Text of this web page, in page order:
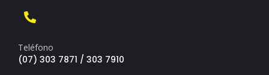
Teléfono
(07) 303 7871 / 303 7910